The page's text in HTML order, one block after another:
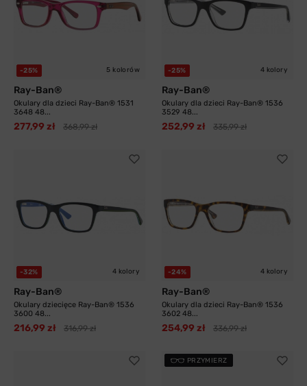
-25% 5 kolorów
Ray-Ban®
Okulary dla dzieci Ray-Ban® 1531
3648 48...
277,99 zł 368,99 zł
-25% 4 kolory
Ray-Ban®
Okulary dla dzieci Ray-Ban® 1536
3529 48...
252,99 zł 335,99 zł
-32% 4 kolory
Ray-Ban®
Okulary dziecięce Ray-Ban® 1536
3600 48...
216,99 zł 316,99 zł
-24% 4 kolory
Ray-Ban®
Okulary dla dzieci Ray-Ban® 1536
3602 48...
254,99 zł 336,99 zł
PRZYMIERZ